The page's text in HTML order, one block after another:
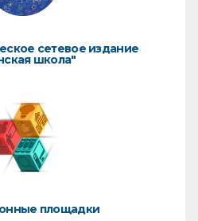
сетевое издание
школа"
площадки